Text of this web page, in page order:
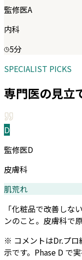
監修医A
内科
5分
SPECIALIST PICKS
専門医の見立
D
監修医D
皮膚科
肌荒れ
「化粧品で改善しな
ンのこと。皮膚科で
※ コメントはDr.プロ
示です。Phase D で